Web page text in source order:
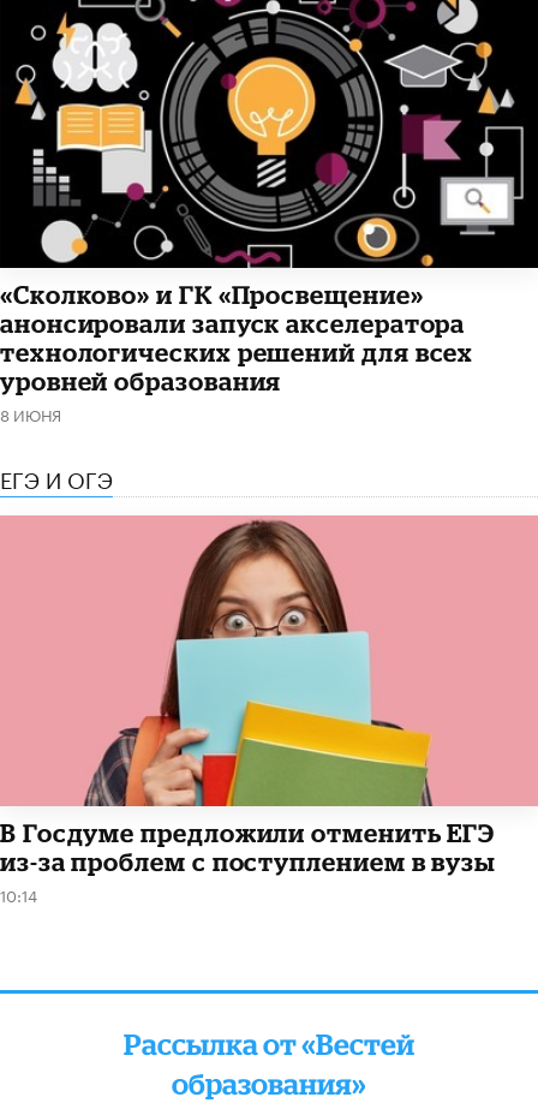
«Сколково» и ГК «Просвещение»
анонсировали запуск акселератора
технологических решений для всех
уровней образования
8 ИЮНЯ
ЕГЭ И ОГЭ
В Госдуме предложили отменить ЕГЭ
из-за проблем с поступлением в вузы
10:14
Рассылка от «Вестей
образования»